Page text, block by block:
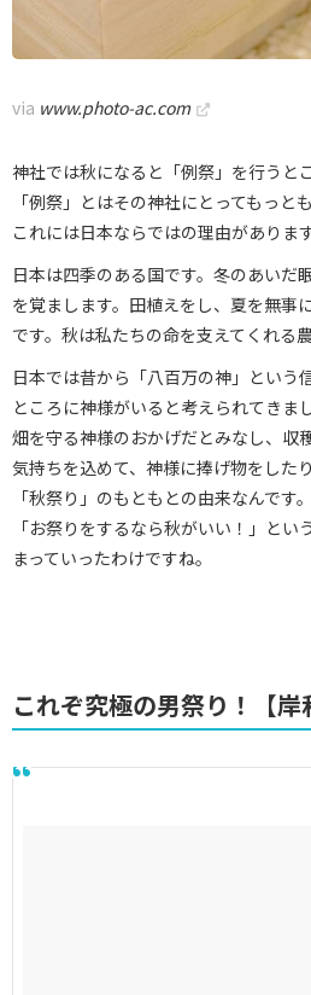
via www.photo-ac.com
神社では秋になると「例祭」を行うと
「例祭」とはその神社にとってもっと
これには日本ならではの理由があります
日本は四季のある国です。冬のあいだ
を覚まします。田植えをし、夏を無事
です。秋は私たちの命を支えてくれる
日本では昔から「八百万の神」という
ところに神様がいると考えられてきま
畑を守る神様のおかげだとみなし、
気持ちを込めて、神様に捧げ物をした
「秋祭り」のもともとの由来なんです
「お祭りをするなら秋がいい！」と
まっていったわけですね。
これぞ究極の男祭り！【岸